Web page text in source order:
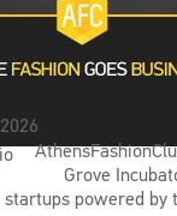
Grove
startups powered by